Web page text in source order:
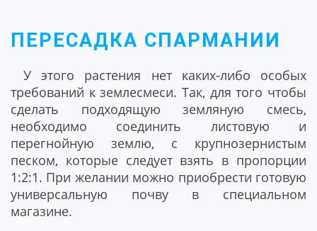
ПЕРЕСАДКА СПАРМАНИИ
У этого растения нет каких-либо особых
требований к землесмеси. Так, для того чтобы
сделать подходящую земляную смесь,
необходимо соединить листовую и
перегнойную землю, с крупнозернистым
песком, которые следует взять в пропорции
1:2:1. При желании можно приобрести готовую
универсальную почву в специальном
магазине.